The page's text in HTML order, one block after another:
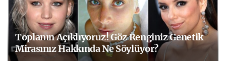
Toplanın Açıklıyoruz! Göz Renginiz Genetik
Mirasınız Hakkında Ne Söylüyor?